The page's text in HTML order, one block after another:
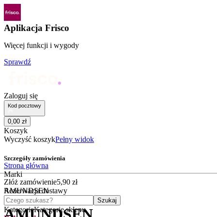
Aplikacja Frisco
Więcej funkcji i wygody
Sprawdź
Zaloguj się
Kod pocztowy
0,00 zł
Koszyk
Wyczyść koszykPełny widok
Szczegóły zamówienia
Złóż zamówienie5,90 zł
Rezerwacja dostawy
Czego szukasz?
Szukaj
KategorieKategorie sklepu
Strona główna
Marki
AMUNDSEN